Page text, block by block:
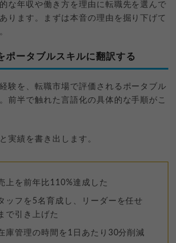
な年収や働き方を理由に転職先を選んで
ります。まずは本音の理由を掘り下げて
ポータブルスキルに翻訳する
験を、転職市場で評価されるポータブル
前半で触れた言語化の具体的な手順がこ
実績を書き出します。
上を前年比110%達成した
ッフを5名育成し、リーダーを任せ
で引き上げた
庫管理の時間を1日あたり30分削減